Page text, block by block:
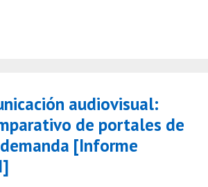
audiovisual:
de portales de
[Informe